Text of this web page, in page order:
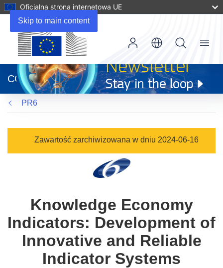
Skip to main content
Oficjalna strona internetowa UE
otworzy
się
w
nowym
oknie)
CORDIS
Menu
PR6
Zawartość zarchiwizowana w dniu 2024-06-16
Knowledge Economy
Indicators: Development of
Innovative and Reliable
Indicator Systems